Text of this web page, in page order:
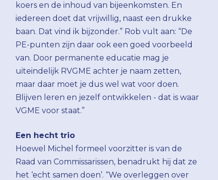
koers en de inhoud van bijeenkomsten. En
iedereen doet dat vrijwillig, naast een drukke
baan. Dat vind ik bijzonder.” Rob vult aan: “De
PE-punten zijn daar ook een goed voorbeeld
van. Door permanente educatie mag je
uiteindelijk RVGME achter je naam zetten,
maar daar moet je dus wel wat voor doen.
Blijven leren en jezelf ontwikkelen - dat is waar
VGME voor staat.”
Een hecht trio
Hoewel Michel formeel voorzitter is van de
Raad van Commissarissen, benadrukt hij dat ze
het ‘echt samen doen’. “We overleggen over